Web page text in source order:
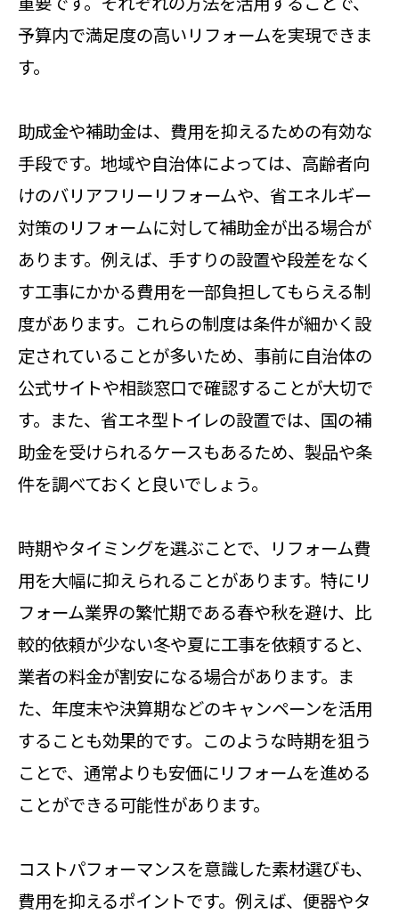
予算内で満足度の高いリフォームを実現できま
す。
助成金や補助金は、費用を抑えるための有効な
手段です。地域や自治体によっては、高齢者向
けのバリアフリーリフォームや、省エネルギー
対策のリフォームに対して補助金が出る場合が
あります。例えば、手すりの設置や段差をなく
す工事にかかる費用を一部負担してもらえる制
度があります。これらの制度は条件が細かく設
定されていることが多いため、事前に自治体の
公式サイトや相談窓口で確認することが大切で
す。また、省エネ型トイレの設置では、国の補
助金を受けられるケースもあるため、製品や条
件を調べておくと良いでしょう。
時期やタイミングを選ぶことで、リフォーム費
用を大幅に抑えられることがあります。特にリ
フォーム業界の繁忙期である春や秋を避け、比
較的依頼が少ない冬や夏に工事を依頼すると、
業者の料金が割安になる場合があります。ま
た、年度末や決算期などのキャンペーンを活用
することも効果的です。このような時期を狙う
ことで、通常よりも安価にリフォームを進める
ことができる可能性があります。
コストパフォーマンスを意識した素材選びも、
費用を抑えるポイントです。例えば、便器やタ